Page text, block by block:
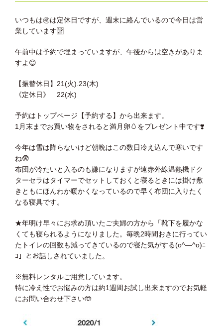
いつもは㊗️は定休日ですが、週末に絡んでいるので今日は営
業しています🈺
午前中は予約で埋まっていますが、午後からは空きがありま
すよ 😊
【振替休日】21(火).23(木)
《定休日》 22(水)
予約はトップページ【予約する】から出来ます。
1月末までお買い物をされると満月卵🥚 をプレゼント中です❣️
今年は雪は降らないけど朝晩はこの数日冷え込んで寒いです
ね😨
布団が冷たいと入るのも嫌になりますが遠赤外線温熱機ドク
ターセラはタイマーでセットしておくと寝るときには掛け敷
きともにほんわか暖かくなっているので早く布団に入りたく
なる寝具です。
★年明け早々にお求め頂いたご夫婦の方から「靴下を履かな
くても寝られるようになりました。毎晩2時間おきに行ってい
たトイレの回数も減ってきているので寝た気がする(o^―^o)ﾆ
ｺ」とお話しされていました。
※無料レンタルご用意しています。
特に冷え性でお悩みの方は約1週間お試し出来ますのでお気軽
にお問い合わせ下さい🤲